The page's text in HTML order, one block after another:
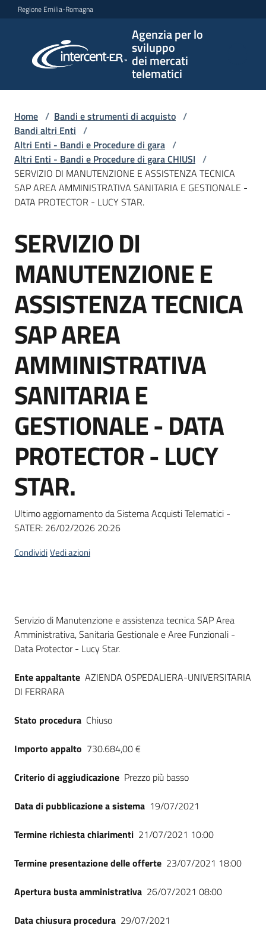
Vai al contenuto
Vai alla navigazione
Vai al footer
Regione Emilia-Romagna
Agenzia per lo
sviluppo
dei mercati
telematici
per lo
sviluppo
telematici
L'Agenzia
e
strumenti
acquisto
Supporto
Piattaforme
telematiche
English
site
su
Home / Bandi e strumenti di acquisto /
Bandi altri Enti /
Altri Enti - Bandi e Procedure di gara /
Altri Enti - Bandi e Procedure di gara CHIUSI /
SERVIZIO DI MANUTENZIONE E ASSISTENZA TECNICA
SAP AREA AMMINISTRATIVA SANITARIA E GESTIONALE -
DATA PROTECTOR - LUCY STAR.
Salta al contenuto
SERVIZIO DI
MANUTENZIONE E
ASSISTENZA TECNICA
SAP AREA
AMMINISTRATIVA
SANITARIA E
GESTIONALE - DATA
PROTECTOR - LUCY
STAR.
Ultimo aggiornamento da Sistema Acquisti Telematici -
SATER: 26/02/2026 20:26
CondividiVedi azioni
Dati del bando
Servizio di Manutenzione e assistenza tecnica SAP Area
Amministrativa, Sanitaria Gestionale e Aree Funzionali -
Data Protector - Lucy Star.
Ente appaltante AZIENDA OSPEDALIERA-UNIVERSITARIA
DI FERRARA
Stato procedura Chiuso
Importo appalto 730.684,00 €
Criterio di aggiudicazione Prezzo più basso
Data di pubblicazione a sistema 19/07/2021
Termine richiesta chiarimenti 21/07/2021 10:00
Termine presentazione delle offerte 23/07/2021 18:00
Apertura busta amministrativa 26/07/2021 08:00
Data chiusura procedura 29/07/2021